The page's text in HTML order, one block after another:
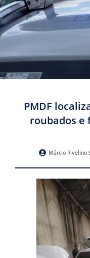
PMDF
roubados e
Márcio Rivelino